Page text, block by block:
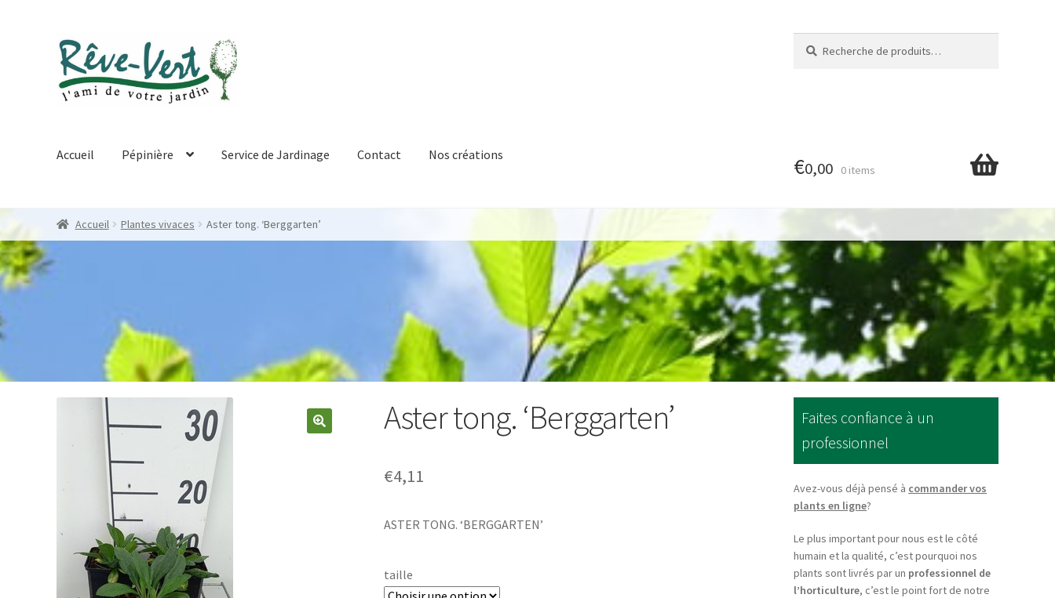
Skip
to
navigation
Skip
to
content
pour :
Accueil Pépinière Service de Jardinage Contact Nos créations €0,00 0 items
Accueil Plantes vivaces Aster tong. ‘Berggarten’
Aster tong. ‘Berggarten’
€4,11
ASTER TONG. ‘BERGGARTEN’
taille
Faites confiance à un
professionnel
Avez-vous déjà pensé à commander vos
plants en ligne?
Le plus important pour nous est le côté
humain et la qualité, c’est pourquoi nos
plants sont livrés par un professionnel de
l’horticulture, c’est le point fort de notre